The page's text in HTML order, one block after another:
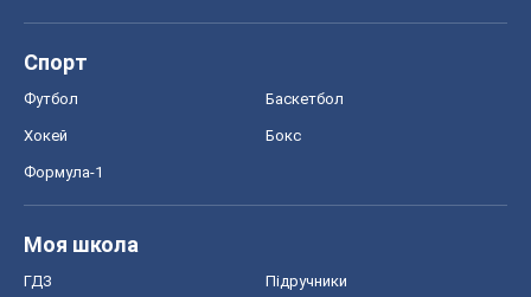
Спорт
Футбол Баскетбол
Хокей Бокс
Формула-1
Моя школа
ГДЗ Підручники